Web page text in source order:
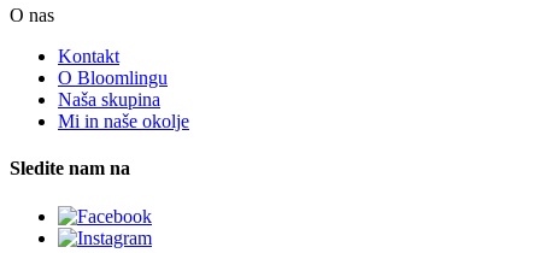
O nas
Kontakt
O Bloomlingu
Naša skupina
Mi in naše okolje
Sledite nam na